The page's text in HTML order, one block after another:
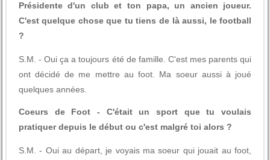
Présidente d'un club et ton papa, un ancien joueur.
C'est quelque chose que tu tiens de là aussi, le football
?
S.M. - Oui ça a toujours été de famille. C'est mes parents qui
ont décidé de me mettre au foot. Ma soeur aussi à joué
quelques années.
Coeurs de Foot - C'était un sport que tu voulais
pratiquer depuis le début ou c'est malgré toi alors ?
S.M. - Oui au départ, je voyais ma soeur qui jouait au foot,